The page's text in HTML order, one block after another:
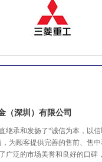
（深圳）有限公司
继承和发扬了“诚信为本，以信
，为顾客提供完善的售前、售
广泛的市场美誉和良好的口碑